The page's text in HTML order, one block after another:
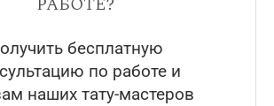
бесплатную
по работе и
наших тату-мастеров